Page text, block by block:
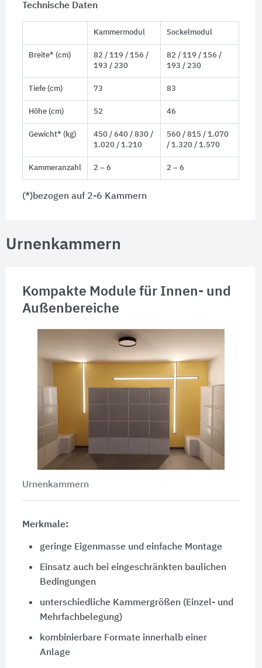
Technische Daten
Kammermodul Sockelmodul
Breite* (cm)
82 / 119 / 156 /
193 / 230
82 / 119 / 156 /
193 / 230
Tiefe (cm) 73 83
Höhe (cm) 52 46
Gewicht* (kg)
450 / 640 / 830 /
1.020 / 1.210
560 / 815 / 1.070
/ 1.320 / 1.570
Kammeranzahl 2 – 6 2 – 6
(*)bezogen auf 2-6 Kammern
Urnenkammern
Kompakte Module für Innen- und
Außenbereiche
Urnenkammern
Merkmale:
geringe Eigenmasse und einfache Montage
Einsatz auch bei eingeschränkten baulichen
Bedingungen
unterschiedliche Kammergrößen (Einzel- und
Mehrfachbelegung)
kombinierbare Formate innerhalb einer
Anlage